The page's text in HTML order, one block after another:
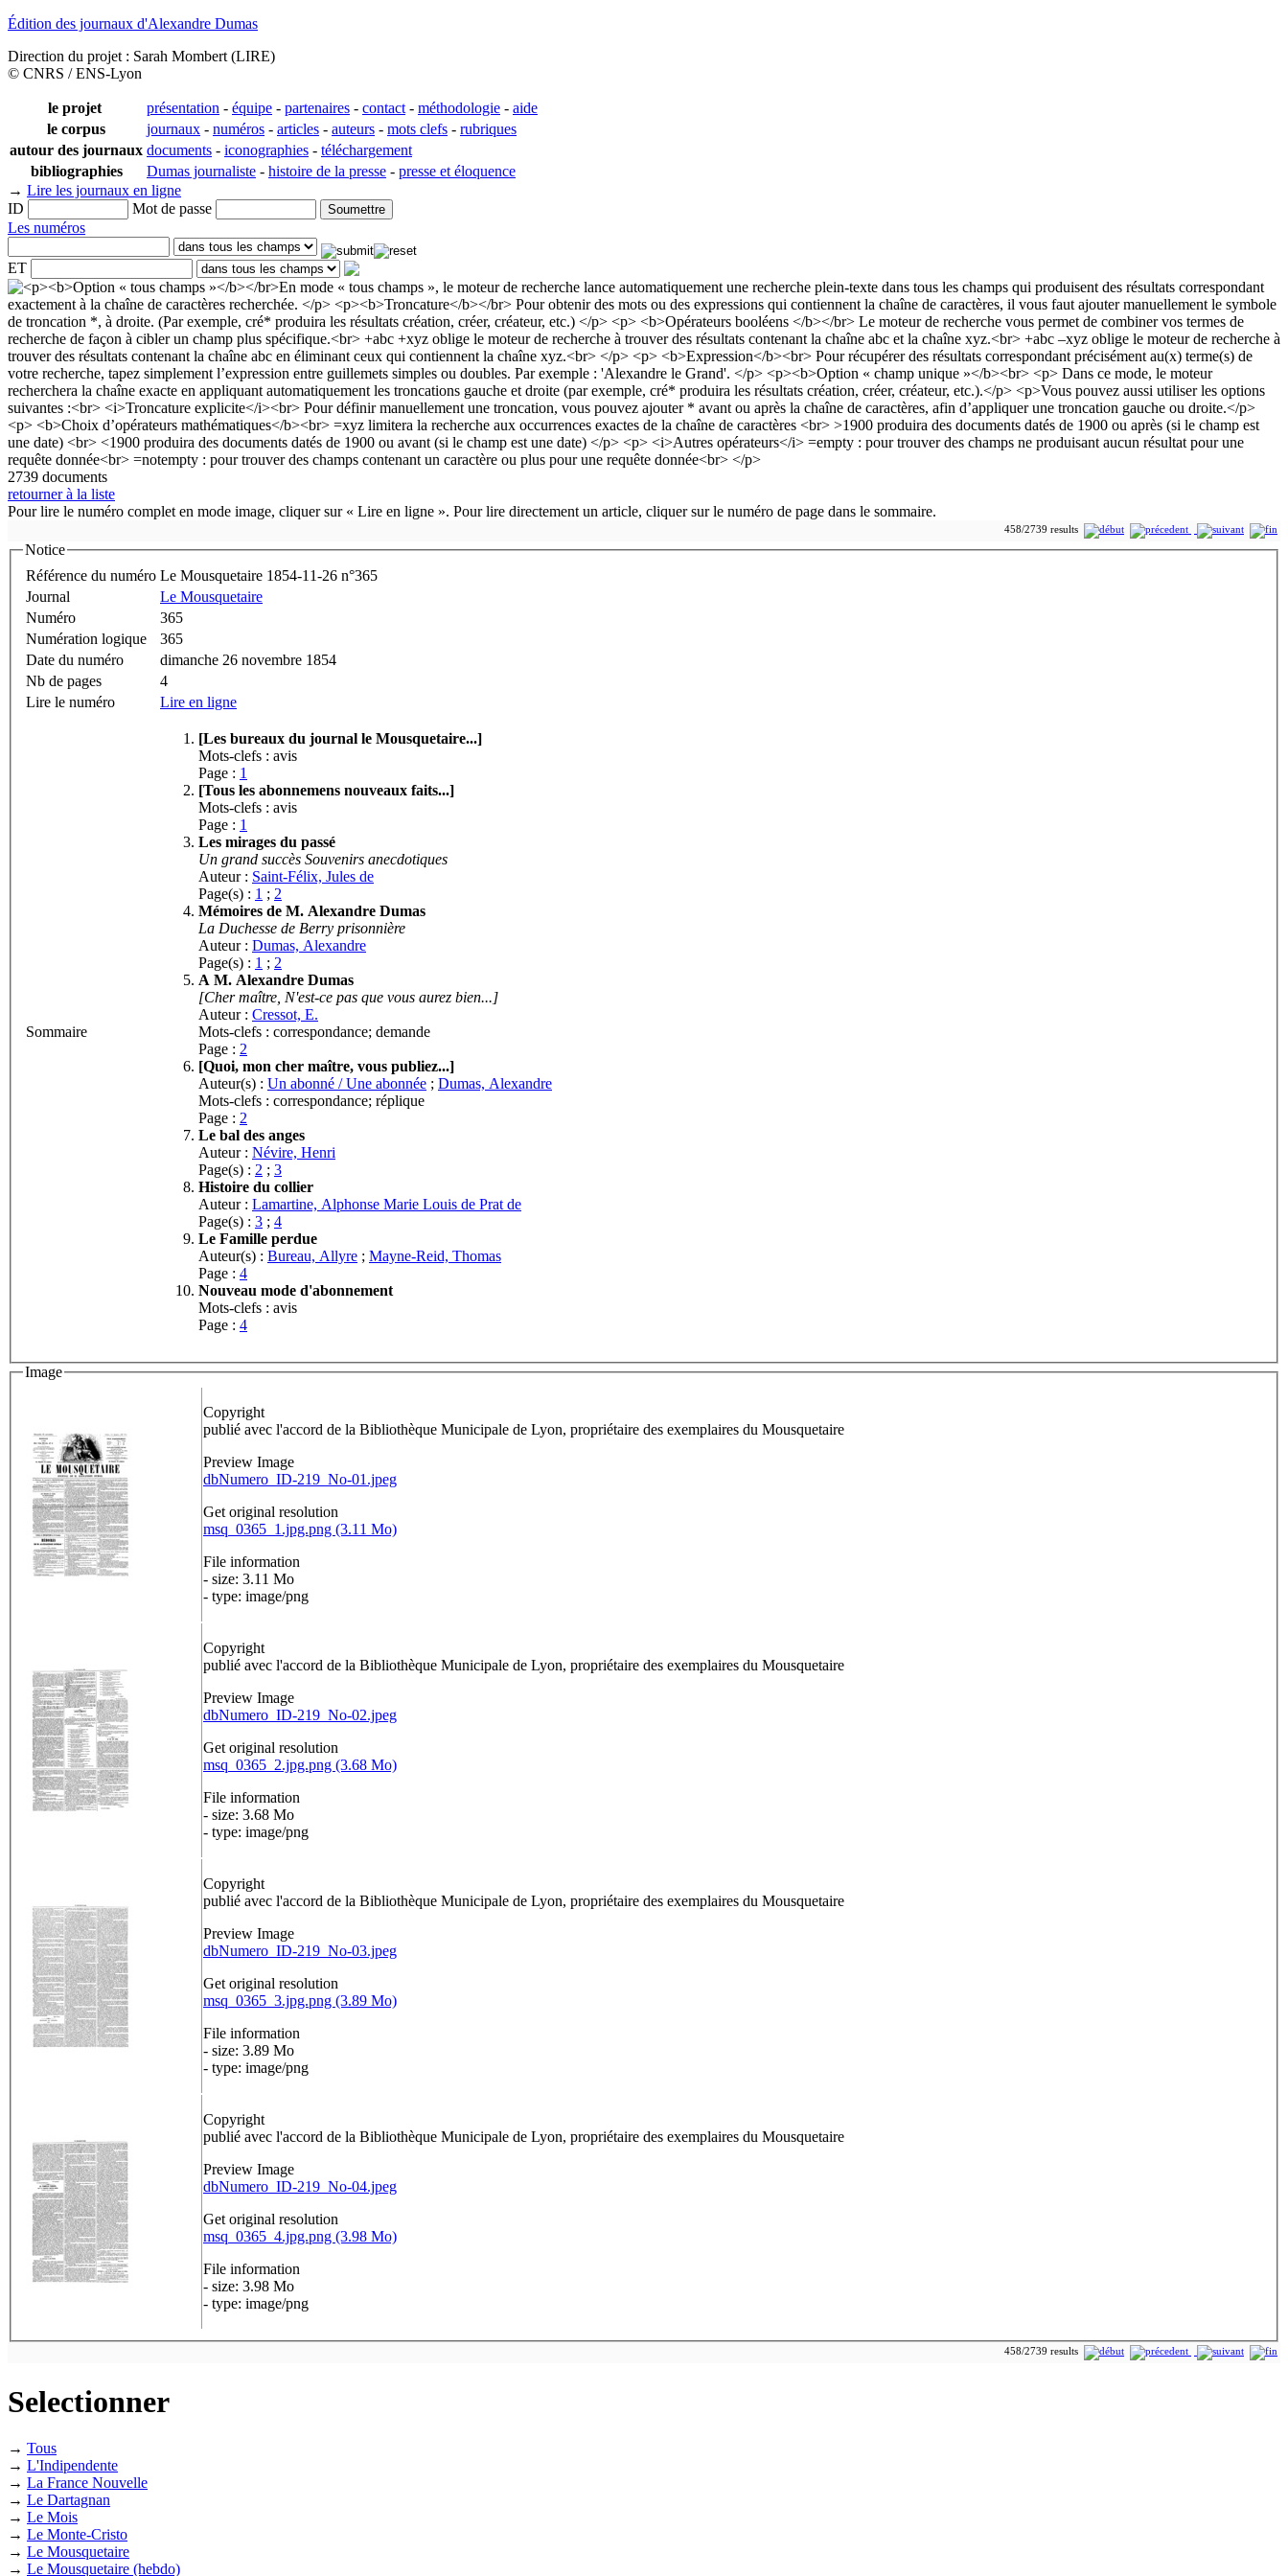
Édition des journaux d'Alexandre Dumas
Direction du projet : Sarah Mombert (LIRE)
© CNRS / ENS-Lyon
le projet présentation - équipe - partenaires - contact - méthodologie - aide
le corpus
journaux - numéros - articles - auteurs - mots clefs - rubriques
autour des journaux documents - iconographies - téléchargement
bibliographies
Dumas journaliste - histoire de la presse - presse et éloquence
→ Lire les journaux en ligne
ID
Mot de passe
Les numéros
ET
2739 documents
retourner à la liste
Pour lire le numéro complet en mode image, cliquer sur « Lire en ligne ». Pour lire directement un article, cliquer sur le numéro de page dans le sommaire.
458/2739 results
Notice
Référence du numéro Le Mousquetaire 1854-11-26 n°365
Journal
Le Mousquetaire
Numéro
365
Numération logique
365
Date du numéro
dimanche 26 novembre 1854
Nb de pages
4
Lire le numéro
Lire en ligne
Sommaire
[Les bureaux du journal le Mousquetaire...]
Mots-clefs : avis
Page : 1
[Tous les abonnemens nouveaux faits...]
Mots-clefs : avis
Page : 1
Les mirages du passé
Un grand succès Souvenirs anecdotiques
Auteur : Saint-Félix, Jules de
Page(s) : 1 ; 2
Mémoires de M. Alexandre Dumas
La Duchesse de Berry prisonnière
Auteur : Dumas, Alexandre
Page(s) : 1 ; 2
A M. Alexandre Dumas
[Cher maître, N'est-ce pas que vous aurez bien...]
Auteur : Cressot, E.
Mots-clefs : correspondance; demande
Page : 2
[Quoi, mon cher maître, vous publiez...]
Auteur(s) : Un abonné / Une abonnée ; Dumas, Alexandre
Mots-clefs : correspondance; réplique
Page : 2
Le bal des anges
Auteur : Névire, Henri
Page(s) : 2 ; 3
Histoire du collier
Auteur : Lamartine, Alphonse Marie Louis de Prat de
Page(s) : 3 ; 4
Le Famille perdue
Auteur(s) : Bureau, Allyre ; Mayne-Reid, Thomas
Page : 4
Nouveau mode d'abonnement
Mots-clefs : avis
Page : 4
Image
Copyright
publié avec l'accord de la Bibliothèque Municipale de Lyon, propriétaire des exemplaires du Mousquetaire
Preview Image
dbNumero_ID-219_No-01.jpeg
Get original resolution
msq_0365_1.jpg.png (3.11 Mo)
File information
- size: 3.11 Mo
- type: image/png
Copyright
publié avec l'accord de la Bibliothèque Municipale de Lyon, propriétaire des exemplaires du Mousquetaire
Preview Image
dbNumero_ID-219_No-02.jpeg
Get original resolution
msq_0365_2.jpg.png (3.68 Mo)
File information
- size: 3.68 Mo
- type: image/png
Copyright
publié avec l'accord de la Bibliothèque Municipale de Lyon, propriétaire des exemplaires du Mousquetaire
Preview Image
dbNumero_ID-219_No-03.jpeg
Get original resolution
msq_0365_3.jpg.png (3.89 Mo)
File information
- size: 3.89 Mo
- type: image/png
Copyright
publié avec l'accord de la Bibliothèque Municipale de Lyon, propriétaire des exemplaires du Mousquetaire
Preview Image
dbNumero_ID-219_No-04.jpeg
Get original resolution
msq_0365_4.jpg.png (3.98 Mo)
File information
- size: 3.98 Mo
- type: image/png
458/2739 results
Selectionner
→ Tous
→ L'Indipendente
→ La France Nouvelle
→ Le Dartagnan
→ Le Mois
→ Le Monte-Cristo
→ Le Mousquetaire
→ Le Mousquetaire (hebdo)